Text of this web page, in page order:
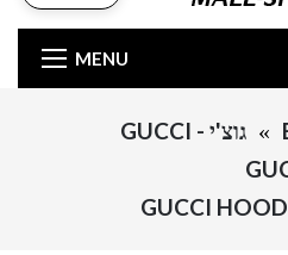
MENU
גוצ'י - GUCCI